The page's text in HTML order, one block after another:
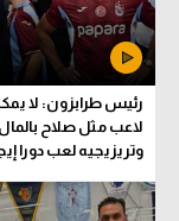
رئيس طرابزون: لا
لاعب مثل صلاح
وتريزيجيه لعب دورا